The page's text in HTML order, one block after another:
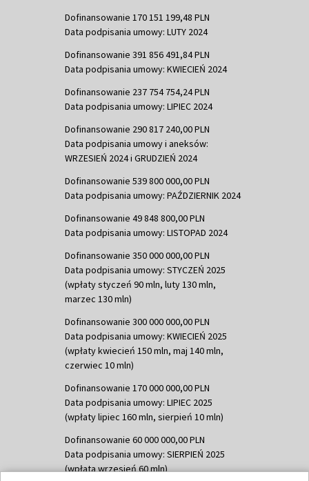
Dofinansowanie 170 151 199,48 PLN
Data podpisania umowy: LUTY 2024
Dofinansowanie 391 856 491,84 PLN
Data podpisania umowy: KWIECIEŃ 2024
Dofinansowanie 237 754 754,24 PLN
Data podpisania umowy: LIPIEC 2024
Dofinansowanie 290 817 240,00 PLN
Data podpisania umowy i aneksów:
WRZESIEŃ 2024 i GRUDZIEŃ 2024
Dofinansowanie 539 800 000,00 PLN
Data podpisania umowy: PAŹDZIERNIK 2024
Dofinansowanie 49 848 800,00 PLN
Data podpisania umowy: LISTOPAD 2024
Dofinansowanie 350 000 000,00 PLN
Data podpisania umowy: STYCZEŃ 2025
(wpłaty styczeń 90 mln, luty 130 mln,
marzec 130 mln)
Dofinansowanie 300 000 000,00 PLN
Data podpisania umowy: KWIECIEŃ 2025
(wpłaty kwiecień 150 mln, maj 140 mln,
czerwiec 10 mln)
Dofinansowanie 170 000 000,00 PLN
Data podpisania umowy: LIPIEC 2025
(wpłaty lipiec 160 mln, sierpień 10 mln)
Dofinansowanie 60 000 000,00 PLN
Data podpisania umowy: SIERPIEŃ 2025
(wpłata wrzesień 60 mln)